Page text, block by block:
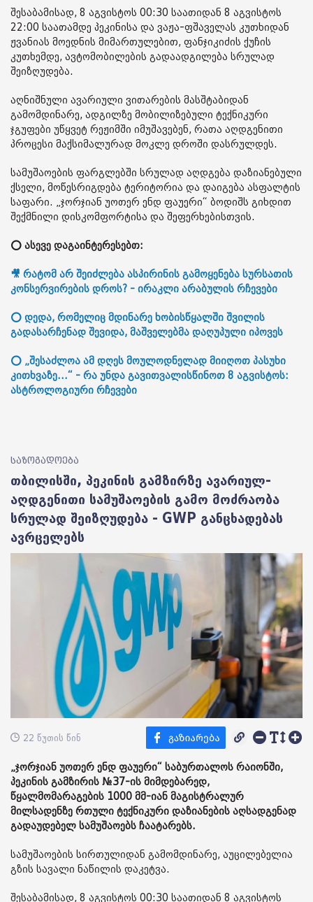
შესაბამისად, 8 აგვისტოს 00:30 საათიდან 8 აგვისტოს
22:00 საათამდე პეკინისა და ვაჟა-ფშაველას კუთხიდან
ჟვანიას მოედნის მიმართულებით, ფანჯიკიძის ქუჩის
კუთხემდე, ავტომობილების გადაადგილება სრულად
შეიზღუდება.
აღნიშნული ავარიული ვითარების მასშტაბიდან
გამომდინარე, ადგილზე მობილიზებული ტექნიკური
ჯგუფები უწყვეტ რეჟიმში იმუშავებენ, რათა აღდგენითი
პროცესი მაქსიმალურად მოკლე დროში დასრულდეს.
სამუშაოების ფარგლებში სრულად აღდგება დაზიანებული
ქსელი, მოწესრიგდება ტერიტორია და დაიგება ასფალტის
საფარი. „ჯორჯიან უოთერ ენდ ფაუერი“ ბოდიშს გიხდით
შექმნილი დისკომფორტისა და შეფერხებისთვის.
⭕ ასევე დაგაინტერესებთ:
🎥 რატომ არ შეიძლება ასპირინის გამოყენება სურსათის
კონსერვირების დროს? - ირაკლი არაბულის რჩევები
⭕ დედა, რომელიც მდინარე ხობისწყალში შვილის
გადასარჩენად შევიდა, მაშველებმა დაღუპული იპოვეს
⭕ „შესაძლოა ამ დღეს მოულოდნელად მიიღოთ პასუხი
კითხვაზე...“ - რა უნდა გავითვალისწინოთ 8 აგვისტოს:
ასტროლოგიური რჩევები
საზოგადოება
თბილისში, პეკინის გამზირზე ავარიულ-
აღდგენითი სამუშაოების გამო მოძრაობა
სრულად შეიზღუდება - GWP განცხადებას
ავრცელებს
22 წუთის წინ
„ჯორჯიან უოთერ ენდ ფაუერი“ საბურთალოს რაიონში,
პეკინის გამზირის №37-ის მიმდებარედ,
წყალმომარაგების 1000 მმ-იან მაგისტრალურ
მილსადენზე რთული ტექნიკური დაზიანების აღსადგენად
გადაუდებელ სამუშაოებს ჩაატარებს.
სამუშაოების სირთულიდან გამომდინარე, აუცილებელია
გზის სავალი ნაწილის დაკეტვა.
შესაბამისად, 8 აგვისტოს 00:30 საათიდან 8 აგვისტოს